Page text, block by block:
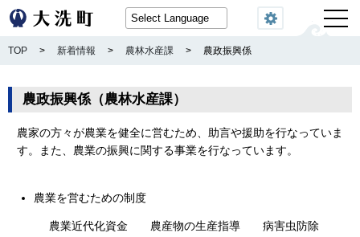
閲覧機能
TOP > 新着情報 > 農林水産課 > 農政振興係
農政振興係（農林水産課）
農家の方々が農業を健全に営むため、助言や援助を行なっていま
す。また、農業の振興に関する事業を行なっています。
農業を営むための制度
農業近代化資金 農産物の生産指導 病害虫防除